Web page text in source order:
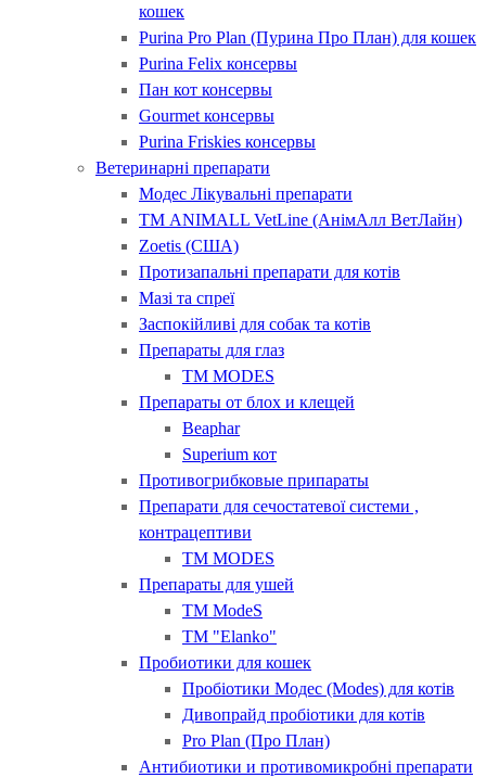
кошек
Purina Pro Plan (Пурина Про План) для кошек
Purina Felix консервы
Пан кот консервы
Gourmet консервы
Purina Friskies консервы
Ветеринарні препарати
Модес Лікувальні препарати
ТМ ANIMALL VetLine (АнімАлл ВетЛайн)
Zoetis (США)
Протизапальні препарати для котів
Мазі та спреї
Заспокійливі для собак та котів
Препараты для глаз
ТМ MODES
Препараты от блох и клещей
Beaphar
Superium кот
Противогрибковые припараты
Препарати для сечостатевої системи ,
контрацептиви
ТМ MODES
Препараты для ушей
ТМ ModeS
ТМ "Elanko"
Пробиотики для кошек
Пробіотики Модес (Modes) для котів
Дивопрайд пробіотики для котів
Pro Plan (Про План)
Антибиотики и противомикробні препарати